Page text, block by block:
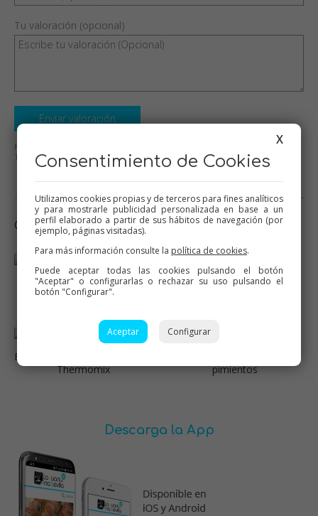
Tu valoración (opcional)
Enviar valoración
No se aceptarán mensajes ofensivos o de mal gusto.
Todos los mensajes serán revisados antes de su publicación.
Otras recetas que te pueden interesar
Empanada de los Reyes
Magos
Coca de cabello de ángel
Empanada de atún y pimiento
Thermomix
pimientos
Descarga la App
X
Consentimiento de Cookies
Utilizamos cookies propias y de terceros para fines analíticos
y para mostrarle publicidad personalizada en base a un
perfil elaborado a partir de sus hábitos de navegación (por
ejemplo, páginas visitadas).
Para más información consulte la política de cookies.
Puede aceptar todas las cookies pulsando el botón
"Aceptar" o configurarlas o rechazar su uso pulsando el
botón "Configurar".
Aceptar Configurar